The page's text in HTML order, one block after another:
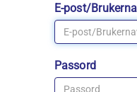
E-post/
Passord